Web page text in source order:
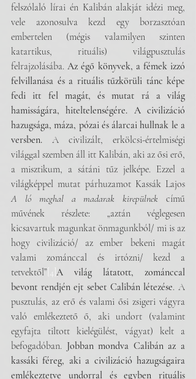
felszólaló lírai én Kalibán alakját idézi meg,
vele azonosulva kezd egy borzasztóan
embertelen (mégis valamilyen szinten
katartikus, rituális) világpusztulás
felrajzolásába. Az égő könyvek, a fémek izzó
felvillanása és a rituális tűzkörüli tánc képe
fedi itt fel magát, és mutat rá a világ
hamisságára, hiteltelenségére. A civilizáció
hazugsága, máza, pózai és álarcai hullnak le a
versben. A civilizált, erkölcsi-értelmiségi
világgal szemben áll itt Kalibán, aki az ősi erő,
a misztikum, a sátáni tűz jelképe. Ezzel a
A ló meghal a madarak kirepülnek című
művének részlete: „aztán véglegesen
kicsavartuk magunkat önmagunkból/ mi is az
hogy civilizáció/ az ember bekeni magát
valami zománccal és irtózni/ kezd a
tetvektől” [4] A világ látatott, zománccal
bevont rendjén ejt sebet Calibán létezése. A
pusztulás, az erő és valami ősi zsigeri vágyra
való emlékeztető ő, aki undort (valamint
egyfajta tiltott kielégülést, vágyat) kelt a
befogadóban. Jobban mondva Calibán az a
kassáki féreg, aki a civilizáció hazugságaira
emlékeztetve undorral és egyben rituális